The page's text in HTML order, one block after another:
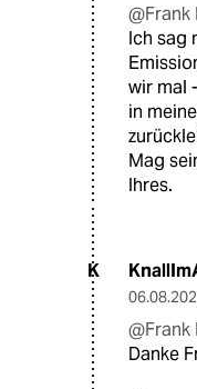
@Frank
Ich sag
wir mal
in
Mag
Ihres.
K
@Frank
Danke